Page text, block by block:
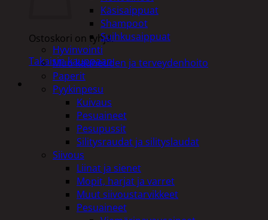
Ostoskori on tyhjä.
Takaisin kauppaan
Käsisaippuat
Shampoot
Suihkusaippuat
Hyvinvointi
Muu kauneuden ja terveydenhoito
Paperit
Pyykinpesu
Kuivaus
Pesuaineet
Pesupussit
Silitysraudat ja silityslaudat
Siivous
Liinat ja sienet
Mopit, harjat ja varret
Muut siivoustarvikkeet
Pesuaineet